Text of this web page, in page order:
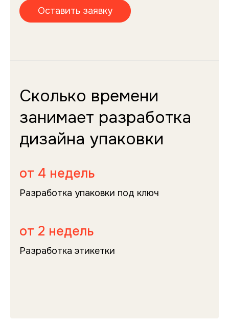
Оставить заявку
Сколько времени
занимает разработка
дизайна упаковки
от 4 недель
Разработка упаковки под ключ
от 2 недель
Разработка этикетки